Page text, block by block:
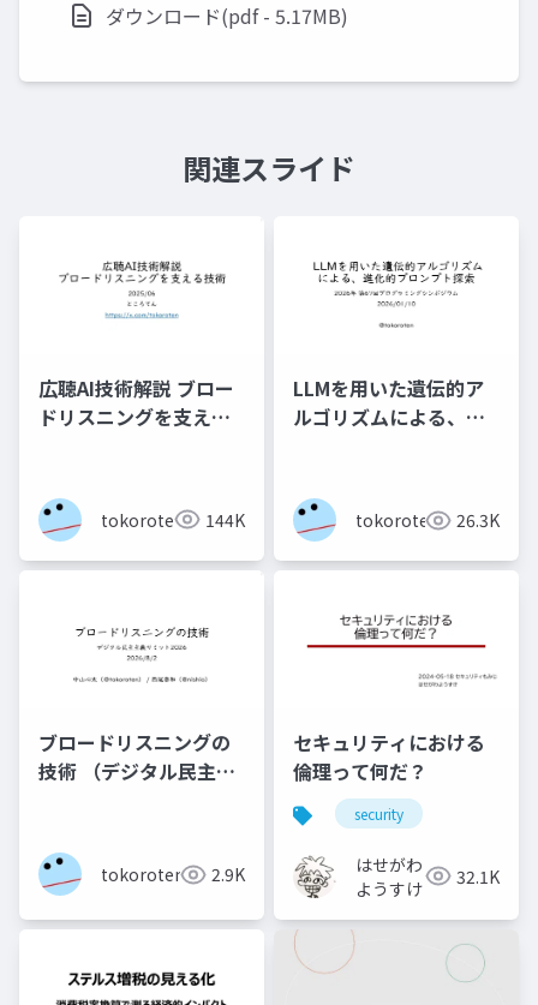
ダウンロード(pdf - 5.17MB)
関連スライド
広聴AI技術解説 ブロー
ドリスニングを支える
tokoroten 144K
LLMを用いた遺伝的ア
ルゴリズムによる、進
tokoroten 26.3K
ブロードリスニングの
技術 （デジタル民主主
tokoroten 2.9K
セキュリティにおける
倫理って何だ？
security
はせがわ
ようすけ
32.1K